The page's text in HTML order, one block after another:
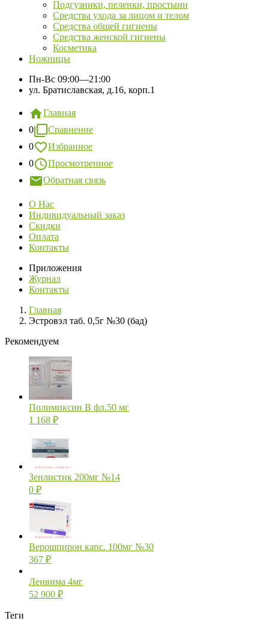
Подгузники, пеленки, простыни
Средства ухода за лицом и телом
Средства общей гигиены
Средства женской гигиены
Косметика
Ножницы
Пн-Вс 09:00—21:00
ул. Братиславская, д.16, корп.1
Главная
0
Сравнение
0
Избранное
0
Просмотренное
Обратная связь
О Нас
Индивидуальный заказ
Скидки
Оплата
Контакты
Приложения
Журнал
Контакты
Главная
Эстровэл таб. 0,5г №30 (бад)
Рекомендуем
Полимиксин В фл.50 мг
1 168 ₽
Зенлистик 200мг №14
0 ₽
Верошпирон капс. 100мг №30
367 ₽
Ленвима 4мг
52 900 ₽
Теги